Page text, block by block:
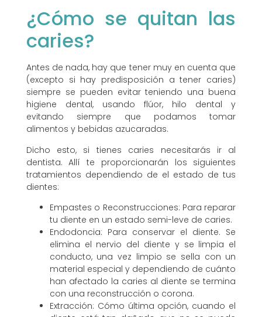
¿Cómo se quitan las
caries?
Antes de nada, hay que tener muy en cuenta que
(excepto si hay predisposición a tener caries)
siempre se pueden evitar teniendo una buena
higiene dental, usando flúor, hilo dental y
evitando siempre que podamos tomar
alimentos y bebidas azucaradas.
Dicho esto, si tienes caries necesitarás ir al
dentista. Allí te proporcionarán los siguientes
tratamientos dependiendo de el estado de tus
dientes:
Empastes o Reconstrucciones: Para reparar
tu diente en un estado semi-leve de caries.
Endodoncia: Para conservar el diente. Se
elimina el nervio del diente y se limpia el
conducto, una vez limpio se sella con un
material especial y dependiendo de cuánto
han afectado la caries al diente se termina
con una reconstrucción o corona.
Extracción: Cómo última opción, cuando el